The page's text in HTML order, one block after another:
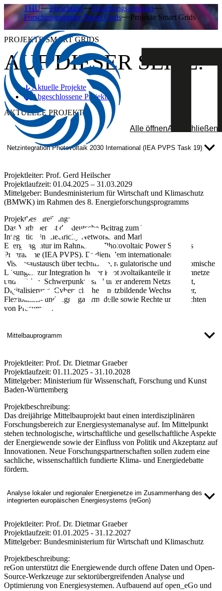
THU Forschung
Forschungsgruppen
Forschungsgruppe Smart Grids
Projekte Smart Grids
PROJEKTE SMART GRIDS
AUF DIESER SEITE:
Aktuelle Projekte
Abgeschlossene Projekte
AKTUELLE PROJEKTE
Alle öffnenAlle schließen
Netzintegration Photovoltaik 2030 International (IEA PVPS Task 19)
Projektleiter: Prof. Gerd Heilscher
Projektlaufzeit: 01.04.2025 – 31.03.2029
Mittelgeber: Bundesministerium für Wirtschaft und Klimaschutz
(BMWK) im Rahmen des 8. Energieforschungsprogramms
Projektbeschreibung:
Das Vorhaben ist der deutsche Beitrag zum Task 19 „Photovoltaic
Integration in Electricity Networks and Markets“ der Internationalen
Energieagentur im Rahmen des Photovoltaic Power Systems
Programme (IEA PVPS). Es dient dem internationalen
Wissensaustausch über technische, regulatorische und ökonomische
Lösungen zur Integration hoher Photovoltaikanteile in Stromnetze
und Märkte. Schwerpunkte sind unter anderem Netzstabilität,
Digitalisierung, Cybersicherheit, netzbildende Wechselrichter,
Flexibilitäts- und Aggregatormodelle sowie Rechte und Pflichten
von Prosumern.
Mittelbauprogramm
Projektleiter: Prof. Dr. Dietmar Graeber
Projektlaufzeit: 01.11.2025 - 31.10.2028
Mittelgeber: Ministerium für Wissenschaft, Forschung und Kunst
Baden-Württemberg
Projektbeschreibung:
Das dreijährige Mittelbauprojekt baut einen interdisziplinären
Forschungsbereich zur Energiesystemanalyse auf. Im Mittelpunkt
stehen technologische, wirtschaftliche und gesellschaftliche Aspekte
der Energiewende sowie der Einfluss von Politik und Akzeptanz auf
Innovationen. Neue Forschungspartnerschaften sollen zudem eine
sachliche, wissenschaftlich fundierte Klima- und Energiedebatte
fördern.
Analyse lokaler und regionaler Energienetze im Zusammenhang des
integrierten europäischen Energiesystems (reGon)
Projektleiter: Prof. Dr. Dietmar Graeber
Projektlaufzeit: 01.01.2025 - 31.12.2027
Mittelgeber: Bundesministerium für Wirtschaft und Klimaschutz
Projektbeschreibung:
reGon unterstützt die Energiewende durch offene Daten und Open-
Source-Werkzeuge zur sektorübergreifenden Analyse und
Optimierung von Energiesystemen. Aufbauend auf open_eGo und